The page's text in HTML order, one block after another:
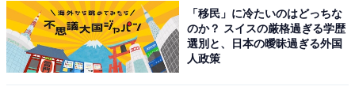
「移民」に冷たいのはどっちな
のか？ スイスの厳格過ぎる学歴
選別と、日本の曖昧過ぎる外国
人政策